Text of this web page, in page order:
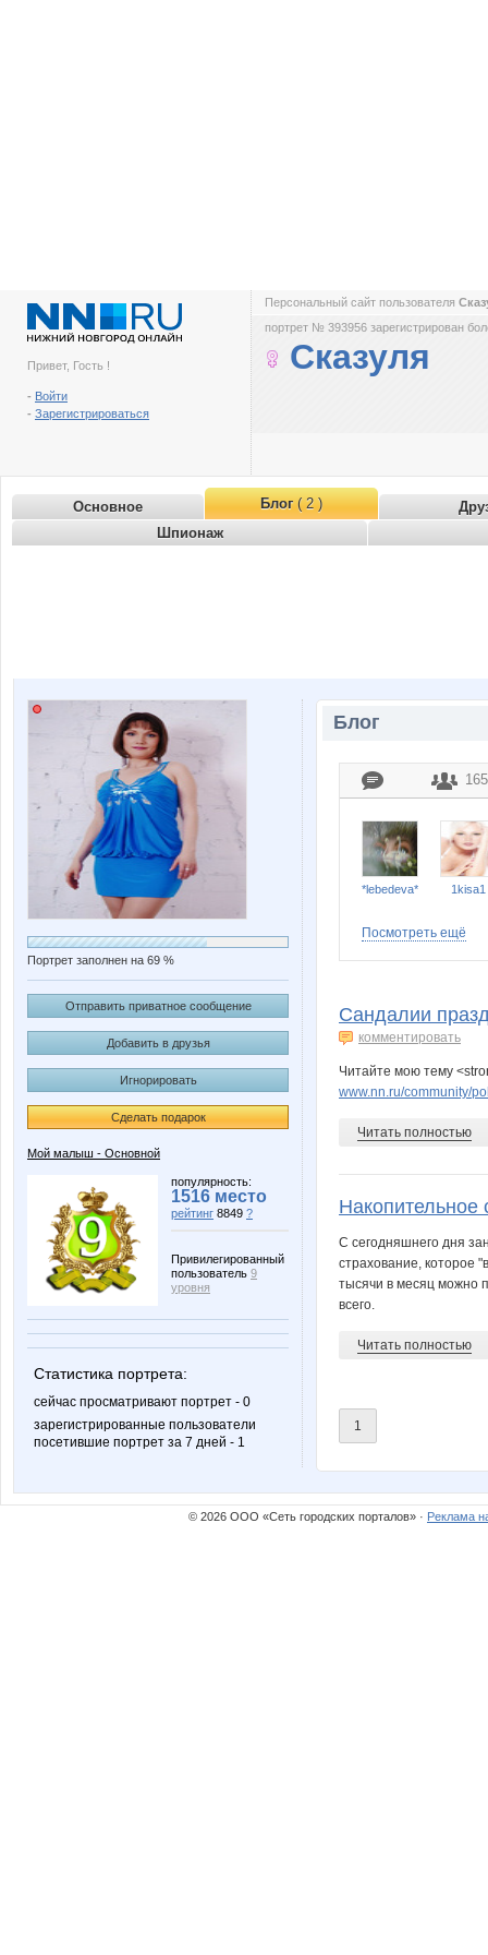
Привет, Гость !
- Войти
- Зарегистрироваться
Персональный сайт пользователя
портрет № 393956 зарегистрирован
Сказуля
Основное Блог( 2 )
Шпионаж
Портрет заполнен на 69 %
Отправить приватное сообщение
Добавить в друзья
Игнорировать
Сделать подарок
Мой малыш - Основной
популярность:
1516 место
рейтинг 8849 ?
Привилегированный
пользователь 9
уровня
Статистика портрета:
сейчас просматривают портрет - 0
зарегистрированные пользователи
посетившие портрет за 7 дней - 1
Блог
165
*lebedeva* 1kisa1
Passion1985
Посмотреть ещё
Сандалии
комментировать
Читайте мою тему
www.nn.ru/community/
Читать полностью
Накопительное
С сегодняшнего дня
страхование, которое
тысячи в месяц можно
всего.
Читать полностью
1
© 2026 ООО «Сеть городских порталов» · Реклама